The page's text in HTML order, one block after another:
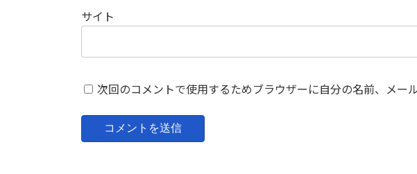
サイト
次回のコメントで使用するためブラウザーに自分の名前、メー